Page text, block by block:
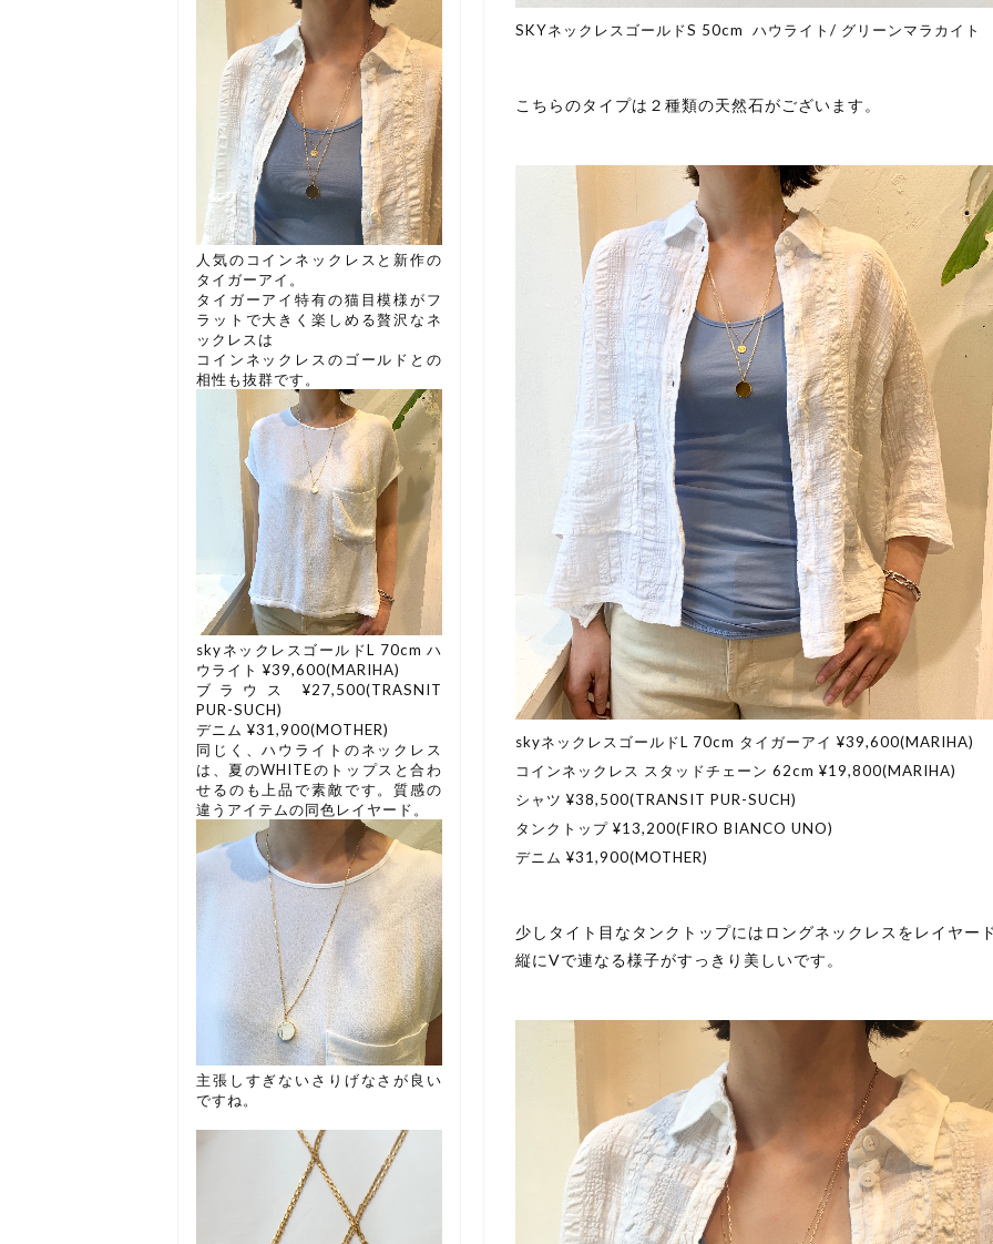
SKYネックレスゴールドS 50cm ハウライト/ グリーンマラカイト
こちらのタイプは２種類の天然石がございます。
skyネックレスゴールドL 70cm タイガーアイ ¥39,600(MARIHA)
コインネックレス スタッドチェーン 62cm ¥19,800(MARIHA)
シャツ ¥38,500(TRANSIT PUR-SUCH)
タンクトップ ¥13,200(FIRO BIANCO UNO)
デニム ¥31,900(MOTHER)
少しタイト目なタンクトップにはロングネックレスをレイヤー
縦にVで連なる様子がすっきり美しいです。
人気のコインネックレスと新作の
タイガーアイ。
タイガーアイ特有の猫目模様がフ
ラットで大きく楽しめる贅沢なネ
ックレスは
コインネックレスのゴールドとの
相性も抜群です。
skyネックレスゴールドL 70cm ハ
ウライト ¥39,600(MARIHA)
ブラウス ¥27,500(TRASNIT
PUR-SUCH)
デニム ¥31,900(MOTHER)
同じく、ハウライトのネックレス
は、夏のWHITEのトップスと合わ
せるのも上品で素敵です。質感の
違うアイテムの同色レイヤード。
主張しすぎないさりげなさが良い
ですね。